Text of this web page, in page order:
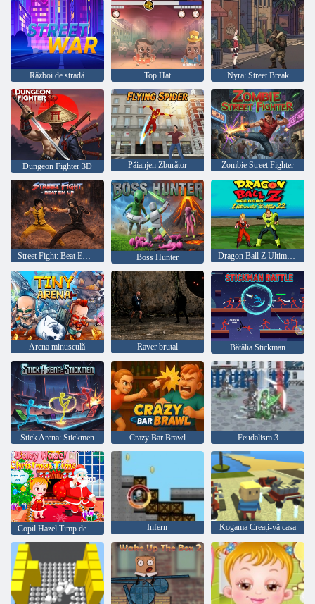
Război de stradă Top Hat Nyra: Street Break
Dungeon Fighter 3D Păianjen Zburător Zombie Street Fighter
Street Fight: Beat Em Up Boss Hunter Dragon Ball Z Ultimate Battle 22
Arena minusculă Raver brutal Bătălia Stickman
Stick Arena: Stickmen Crazy Bar Brawl Feudalism 3
Infern Kogama Creați-vă casa